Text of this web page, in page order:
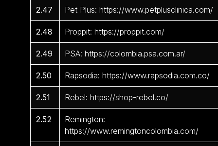
2.47 Pet Plus: https://www.petplusclinica.com/
2.48 Proppit: https://proppit.com/
2.49 PSA: https://colombia.psa.com.ar/
2.50 Rapsodia: https://www.rapsodia.com.co/
2.51 Rebel: https://shop-rebel.co/
2.52
Remington:
https://www.remingtoncolombia.com/